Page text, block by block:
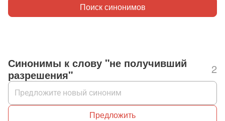
Поиск синонимов
Синонимы к слову "не получивший
разрешения"
2
Предложить